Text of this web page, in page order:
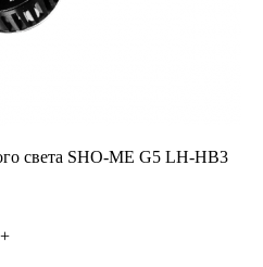
света SHO-ME G5 LH-HB3
+